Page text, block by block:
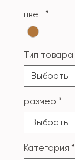
цвет *
Тип товара
размер *
Категория *